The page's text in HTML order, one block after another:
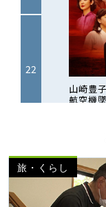
旅・くらし